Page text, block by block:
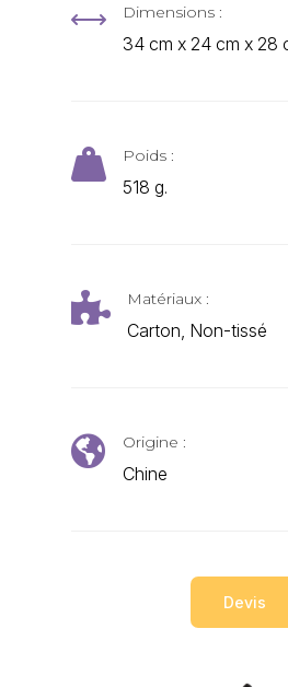
, Dimensions :
34 cm x 24 cm x 28
 Poids :
518 g.
 Matériaux :
Carton, Non-tissé
 Origine :
Chine
Devis